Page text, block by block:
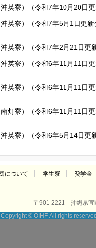
英寮）（令和7年10月20日更
英寮）（令和7年5月1日更新
英寮）（令和7年2月21日更新
英寮）（令和6年11月11日更
英寮）（令和6年11月11日更
灯寮）（令和6年11月11日更
英寮）（令和6年5月14日更新
について 学生寮 奨学金
〒901-2221 沖縄県宜
Copyright © OIHF. All rights